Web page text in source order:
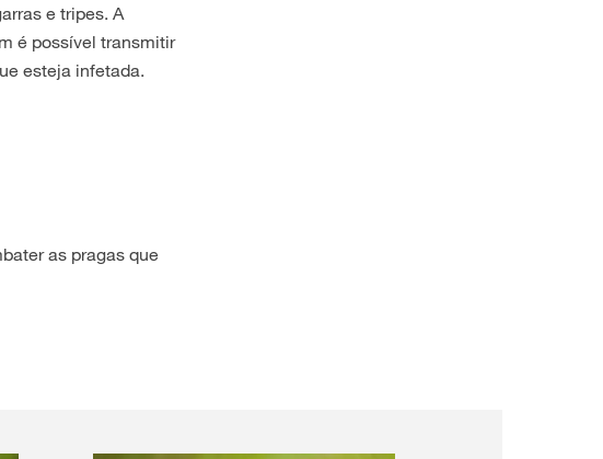
e tripes. A
é possível transmitir
esteja infetada.
as pragas que